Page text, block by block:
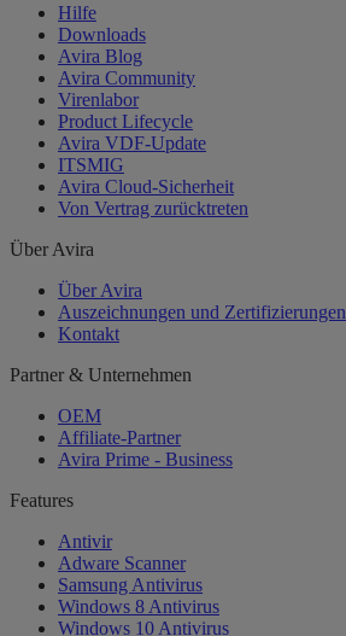
Hilfe
Downloads
Avira Blog
Avira Community
Virenlabor
Product Lifecycle
Avira VDF-Update
ITSMIG
Avira Cloud-Sicherheit
Von Vertrag zurücktreten
Über Avira
Über Avira
Auszeichnungen und Zertifizierungen
Kontakt
Partner & Unternehmen
OEM
Affiliate-Partner
Avira Prime - Business
Features
Antivir
Adware Scanner
Samsung Antivirus
Windows 8 Antivirus
Windows 10 Antivirus